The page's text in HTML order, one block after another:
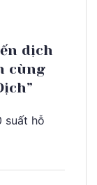
dịch
cùng
suất hỗ